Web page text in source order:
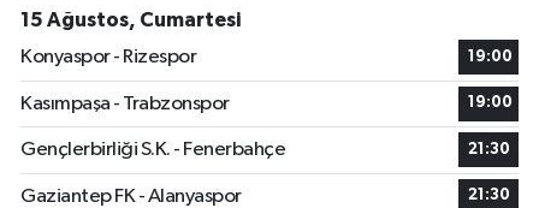
15 Ağustos, Cumartesi
Konyaspor - Rizespor
19:00
Kasımpaşa - Trabzonspor 19:00
Gençlerbirliği S.K. - Fenerbahçe 21:30
Gaziantep FK - Alanyaspor 21:30